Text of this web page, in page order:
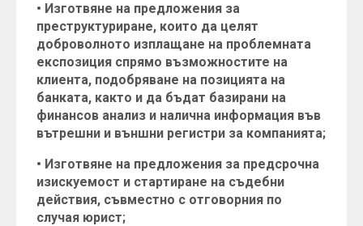
• Изготвяне на предложения за
преструктуриране, които да целят
доброволното изплащане на проблемната
експозиция спрямо възможностите на
клиента, подобряване на позицията на
банката, както и да бъдат базирани на
финансов анализ и налична информация във
вътрешни и външни регистри за компанията;
• Изготвяне на предложения за предсрочна
изискуемост и стартиране на съдебни
действия, съвместно с отговорния по
случая юрист;